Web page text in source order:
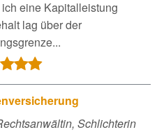
eine Kapitalleistung
lag über der
Schlichterin